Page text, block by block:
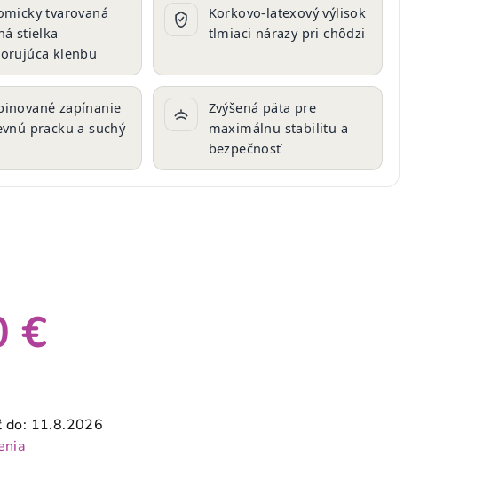
tvarovaná
stielka
klenbu
Korkovo-latexový výlisok
tlmiaci nárazy pri chôdzi
zapínanie
pracku a suchý
Zvýšená päta pre
maximálnu stabilitu a
bezpečnosť
€
do: 11.8.2026